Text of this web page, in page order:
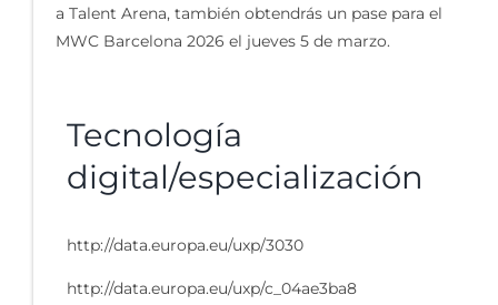
a Talent Arena, también obtendrás un pase para el
MWC Barcelona 2026 el jueves 5 de marzo.
Tecnología
digital/especialización
http://data.europa.eu/uxp/3030
http://data.europa.eu/uxp/c_04ae3ba8